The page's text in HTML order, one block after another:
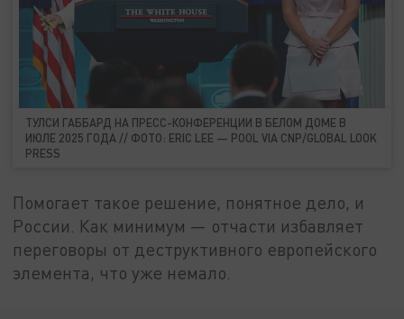
ТУЛСИ ГАББАРД НА ПРЕСС-КОНФЕРЕНЦИИ В БЕЛОМ ДОМЕ В
ИЮЛЕ 2025 ГОДА // ФОТО: ERIC LEE — POOL VIA CNP/GLOBAL LOOK
PRESS
Помогает такое решение, понятное дело, и
России. Как минимум — отчасти избавляет
переговоры от деструктивного европейского
элемента, что уже немало.